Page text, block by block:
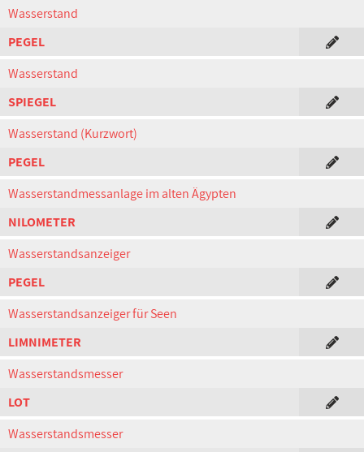
Wasserstand
PEGEL
Wasserstand
SPIEGEL
Wasserstand (Kurzwort)
PEGEL
Wasserstandmessanlage im alten Ägypten
NILOMETER
Wasserstandsanzeiger
PEGEL
Wasserstandsanzeiger für Seen
LIMNIMETER
Wasserstandsmesser
LOT
Wasserstandsmesser